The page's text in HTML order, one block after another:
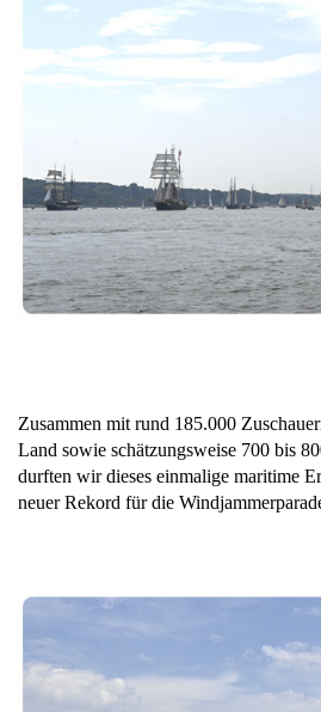
Zusammen mit rund 185.000
Land sowie schätzungsweise 700 bis
durften wir dieses einmalige maritime
neuer Rekord für die